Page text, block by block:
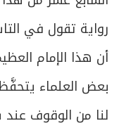
رواية تقول في
أن هذا الإمام
بعض العلماء
لنا من الوقوف